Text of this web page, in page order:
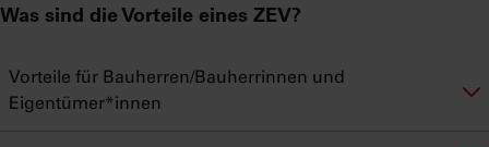
Was sind die Vorteile eines ZEV?
Vorteile für Bauherren/Bauherrinnen und
Eigentümer*innen